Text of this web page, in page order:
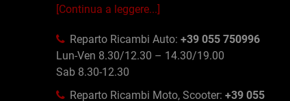
[Continua a leggere...]
Reparto Ricambi Auto: +39 055 750996
Lun-Ven 8.30/12.30 – 14.30/19.00
Sab 8.30-12.30
Reparto Ricambi Moto, Scooter: +39 055